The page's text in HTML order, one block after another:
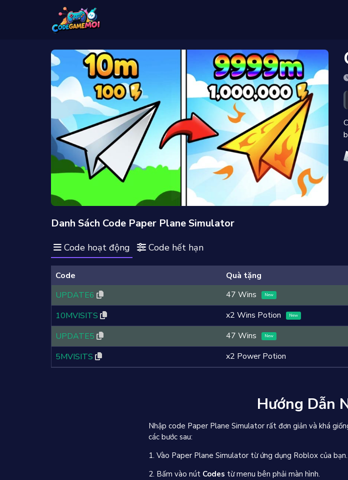
Danh Sách Code Paper Plane Simulator
Code hoạt động Code hết hạn
Code
Quà tặng
UPDATE6
47 Wins New
10MVISITS x2 Wins Potion New
UPDATE5 47 Wins New
5MVISITS x2 Power Potion
Hướng Dẫn
Nhập code Paper Plane Simulator rất đơn giản và khá
các bước sau:
1. Vào Paper Plane Simulator từ ứng dụng Roblox của bạn.
2. Bấm vào nút Codes từ menu bên phải màn hình.